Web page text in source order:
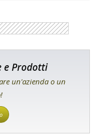
e Prodotti
un'azienda o un